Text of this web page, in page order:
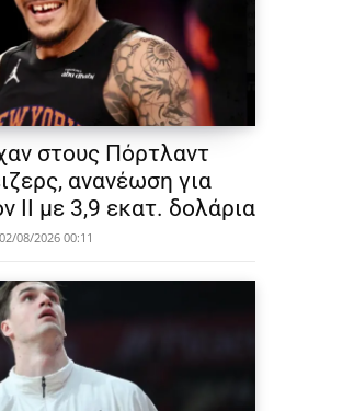
στους Πόρτλαντ
ανανέωση για
ΙΙ με 3,9 εκατ. δολάρια
02/08/2026 00:11